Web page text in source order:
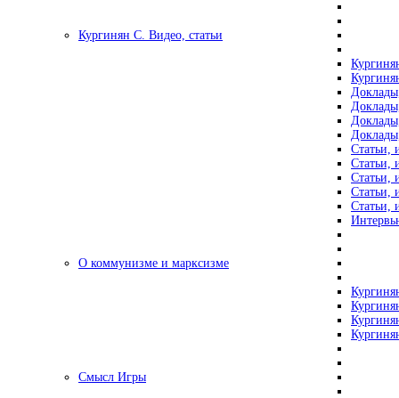
Кургинян С. Видео, статьи
Статьи,
Статьи,
Статьи,
Статьи,
Статьи,
О коммунизме и марксизме
Смысл Игры